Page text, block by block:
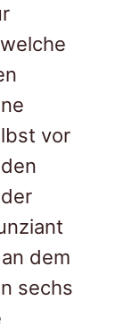
vor
dem
sechs